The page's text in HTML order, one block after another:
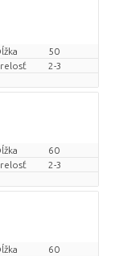
50
2-3
60
2-3
60